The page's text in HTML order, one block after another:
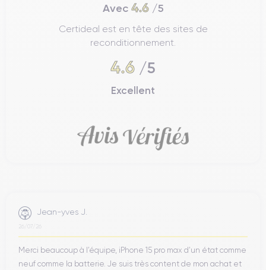
Avec 4.6/5
Certideal est en tête des sites de
reconditionnement.
4.6 /5
Excellent
Jean-yves J.
26/07/26
Merci beaucoup à l’équipe, iPhone 15 pro max d’un état comme
neuf comme la batterie. Je suis très content de mon achat et